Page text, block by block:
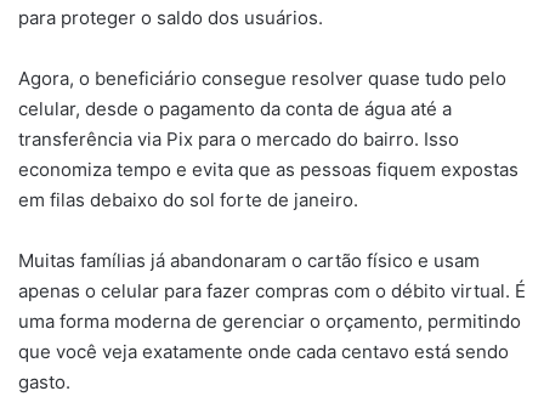
para proteger o saldo dos usuários.
Agora, o beneficiário consegue resolver quase tudo pelo
celular, desde o pagamento da conta de água até a
transferência via Pix para o mercado do bairro. Isso
economiza tempo e evita que as pessoas fiquem expostas
em filas debaixo do sol forte de janeiro.
Muitas famílias já abandonaram o cartão físico e usam
apenas o celular para fazer compras com o débito virtual. É
uma forma moderna de gerenciar o orçamento, permitindo
que você veja exatamente onde cada centavo está sendo
gasto.